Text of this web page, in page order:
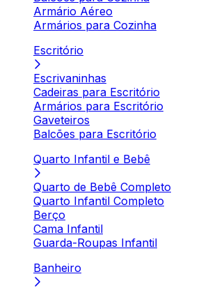
Armário Aéreo
Armários para Cozinha
Escritório
Escrivaninhas
Cadeiras para Escritório
Armários para Escritório
Gaveteiros
Balcões para Escritório
Quarto Infantil e Bebê
Quarto de Bebê Completo
Quarto Infantil Completo
Berço
Cama Infantil
Guarda-Roupas Infantil
Banheiro